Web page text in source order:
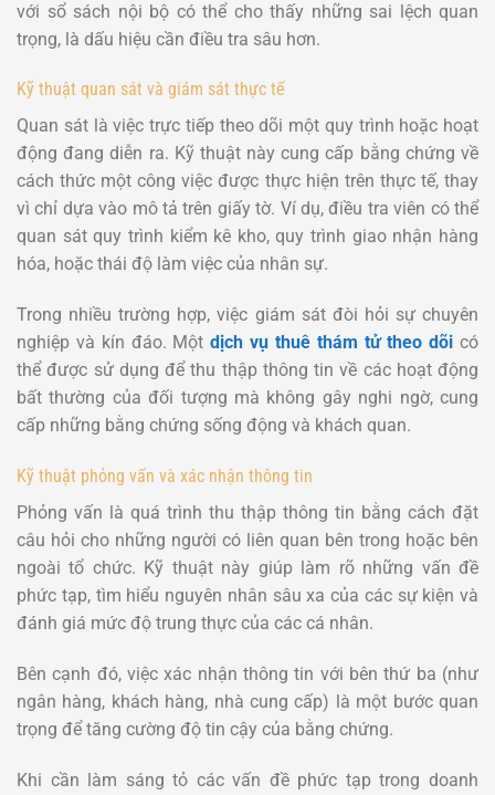
với sổ sách nội bộ có thể cho thấy những sai lệch quan
trọng, là dấu hiệu cần điều tra sâu hơn.
Kỹ thuật quan sát và giám sát thực tế
Quan sát là việc trực tiếp theo dõi một quy trình hoặc hoạt
động đang diễn ra. Kỹ thuật này cung cấp bằng chứng về
cách thức một công việc được thực hiện trên thực tế, thay
vì chỉ dựa vào mô tả trên giấy tờ. Ví dụ, điều tra viên có thể
quan sát quy trình kiểm kê kho, quy trình giao nhận hàng
hóa, hoặc thái độ làm việc của nhân sự.
Trong nhiều trường hợp, việc giám sát đòi hỏi sự chuyên
nghiệp và kín đáo. Mộtdịch vụ thuê thám tử theo dõi có
thể được sử dụng để thu thập thông tin về các hoạt động
bất thường của đối tượng mà không gây nghi ngờ, cung
cấp những bằng chứng sống động và khách quan.
Kỹ thuật phỏng vấn và xác nhận thông tin
Phỏng vấn là quá trình thu thập thông tin bằng cách đặt
câu hỏi cho những người có liên quan bên trong hoặc bên
ngoài tổ chức. Kỹ thuật này giúp làm rõ những vấn đề
phức tạp, tìm hiểu nguyên nhân sâu xa của các sự kiện và
đánh giá mức độ trung thực của các cá nhân.
Bên cạnh đó, việc xác nhận thông tin với bên thứ ba (như
ngân hàng, khách hàng, nhà cung cấp) là một bước quan
trọng để tăng cường độ tin cậy của bằng chứng.
Khi cần làm sáng tỏ các vấn đề phức tạp trong doanh